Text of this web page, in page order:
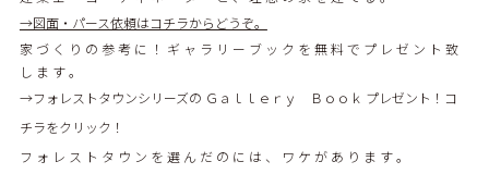
→図面・パース依頼はコチラからどうぞ。
家 づ く り の 参 考 に ！ ギ ャ ラ リ ー ブ ッ ク を 無 料 で プ レ ゼ ン ト 致
し ま す 。
→フォレストタウンシリーズの Ｇａｌｌｅｒｙ Ｂｏｏｋ プレゼント！コ
チラをクリック！
フ ォ レ ス ト タ ウ ン を 選 ん だ の に は 、 ワ ケ が あ り ま す 。